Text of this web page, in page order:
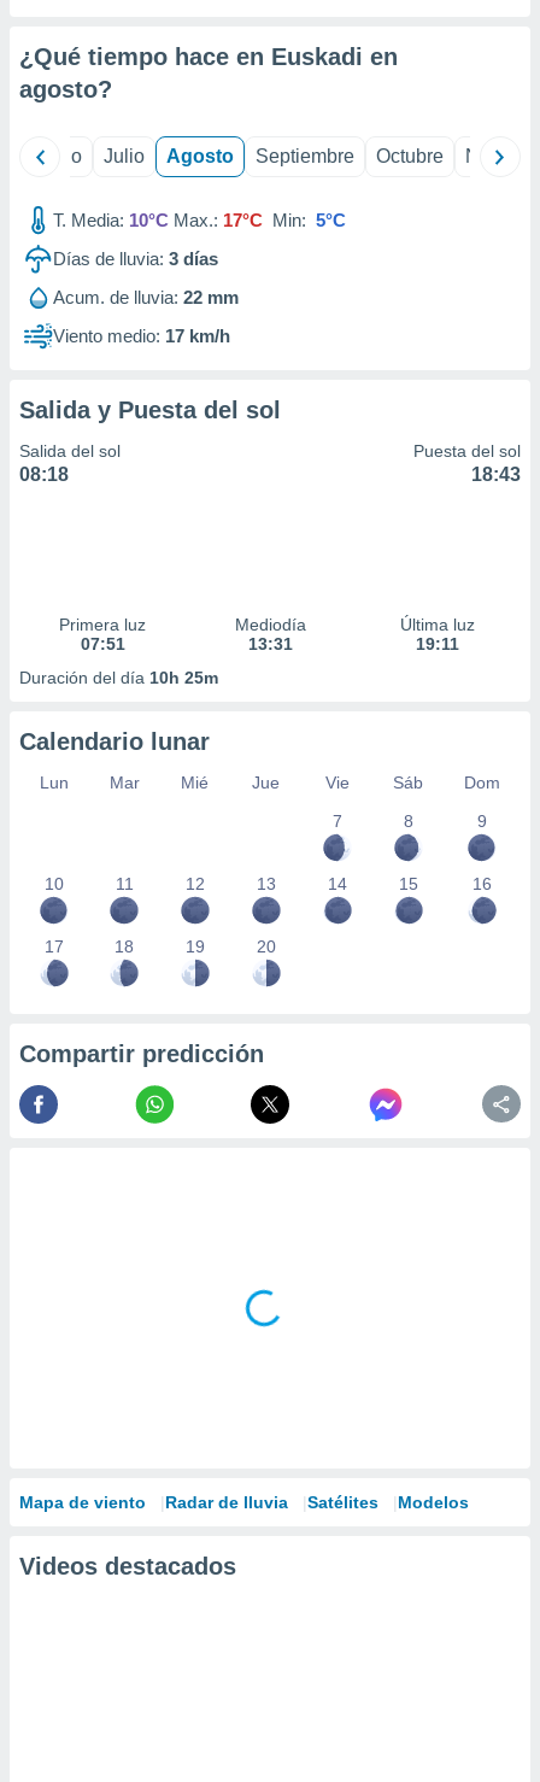
e
de
¿Qué tiempo hace en Euskadi en
agosto?
Junio Julio Agosto Septiembre Octubre
T. Media: 10°C Max.: 17°C Min: 5°C
Días de lluvia: 3 días
Acum. de lluvia: 22 mm
Viento medio: 17 km/h
Salida y Puesta del sol
Salida del sol
08:18
Puesta del sol
18:43
Primera luz
07:51
Mediodía
13:31
Última luz
19:11
Duración del día 10h 25m
Calendario lunar
Lun Mar Mié Jue Vie Sáb
Dom
7
8 9
10 11 12 13 14 15 16
17 18 19 20
Compartir predicción
Mapa de viento Radar de lluvia Satélites Modelos
Videos destacados